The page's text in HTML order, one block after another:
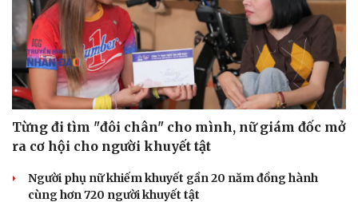
Từng đi tìm "đôi chân" cho mình, nữ giám đốc mở
ra cơ hội cho người khuyết tật
Người phụ nữ khiếm khuyết gần 20 năm đồng hành
cùng hơn 720 người khuyết tật